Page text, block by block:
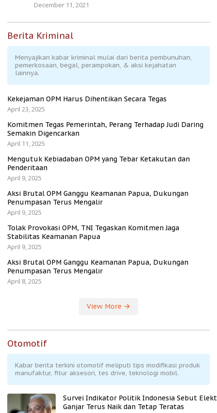
December 11, 2021
Berita Kriminal
Menyajikan kabar kriminal mulai dari berita pembunuhan,
pemerkosaan, begal, perampokan, & aksi kejahatan
lainnya.
Kekejaman OPM Harus Dihentikan Secara Tegas
April 23, 2025
Komitmen Tegas Pemerintah, Perang Terhadap Judi Daring
Semakin Digencarkan
April 11, 2025
Mengutuk Kebiadaban OPM yang Tebar Ketakutan dan
Penderitaan
April 9, 2025
Aksi Brutal OPM Ganggu Keamanan Papua, Dukungan
Penumpasan Terus Mengalir
April 9, 2025
Tolak Provokasi OPM, TNI Tegaskan Komitmen Jaga
Stabilitas Keamanan Papua
April 9, 2025
Aksi Brutal OPM Ganggu Keamanan Papua, Dukungan
Penumpasan Terus Mengalir
April 8, 2025
View More
Otomotif
Kabar berita terkini otomotif meliputi tips modifikasi produk
manufaktur, fitur aksesori, tes drive, teknologi mobil.
Survei Indikator Politik Indonesia Sebut
Ganjar Terus Naik dan Tetap Teratas